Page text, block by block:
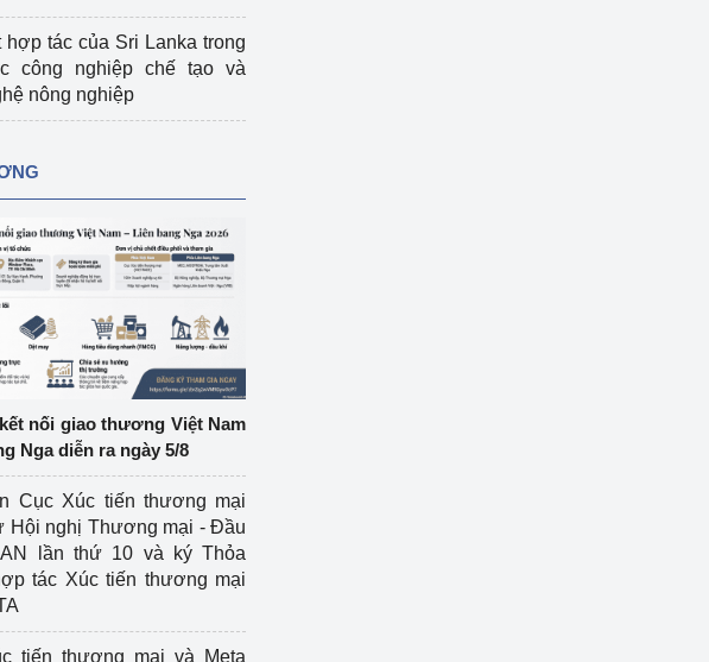
tác của Sri Lanka trong
công nghiệp chế tạo và
nông nghiệp
nối giao thương Việt Nam
Nga diễn ra ngày 5/8
Cục Xúc tiến thương mại
Hội nghị Thương mại - Đầu
lần thứ 10 và ký Thỏa
tác Xúc tiến thương mại
tiến thương mại và Meta